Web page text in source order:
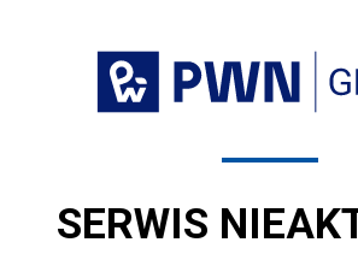
SERWIS